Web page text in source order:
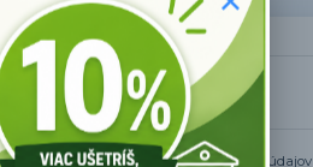
Súhlasím sospracovaním osobných údajov